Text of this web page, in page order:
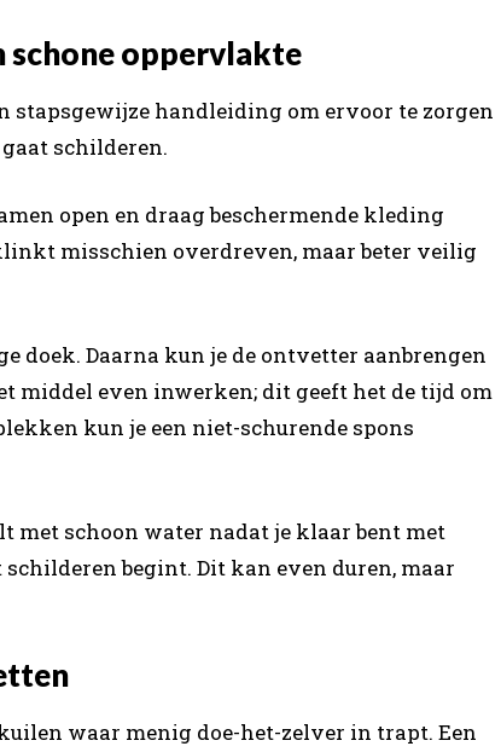
schone oppervlakte
stapsgewijze handleiding om ervoor te zorgen
schilderen.
open en draag beschermende kleding
misschien overdreven, maar beter veilig
doek. Daarna kun je de ontvetter aanbrengen
middel even inwerken; dit geeft het de tijd om
kun je een niet-schurende spons
met schoon water nadat je klaar bent met
begint. Dit kan even duren, maar
waar menig doe-het-zelver in trapt. Een